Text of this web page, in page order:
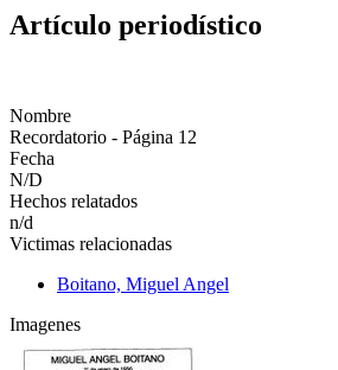
Artículo periodístico
Nombre
Recordatorio - Página 12
Fecha
N/D
Hechos relatados
n/d
Victimas relacionadas
Boitano, Miguel Angel
Imagenes